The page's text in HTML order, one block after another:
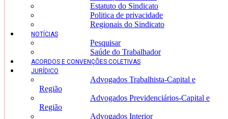
Estatuto do Sindicato
Politica de privacidade
Regionais do Sindicato
NOTÍCIAS
Pesquisar
Saúde do Trabalhador
ACORDOS E CONVENÇÕES COLETIVAS
JURÍDICO
Advogados Trabalhista-Capital e
Região
Advogados Previdenciários-Capital e
Região
Advogados Interior